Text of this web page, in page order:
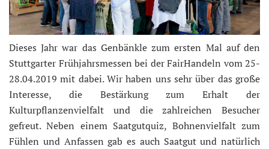
Dieses Jahr war das Genbänkle zum ersten Mal auf den
Stuttgarter Frühjahrsmessen bei der FairHandeln vom 25-
28.04.2019 mit dabei. Wir haben uns sehr über das große
Interesse, die Bestärkung zum Erhalt der
Kulturpflanzenvielfalt und die zahlreichen Besucher
gefreut. Neben einem Saatgutquiz, Bohnenvielfalt zum
Fühlen und Anfassen gab es auch Saatgut und natürlich